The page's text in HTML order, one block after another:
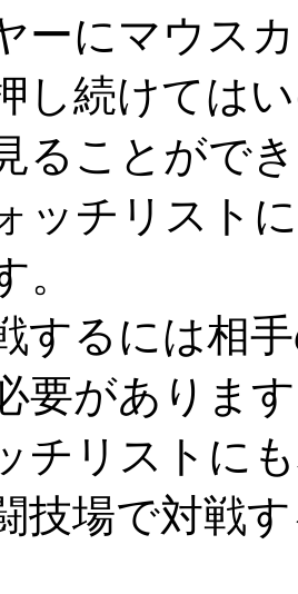
ーにマウス
し続けては
ることがで
ッチリスト
。
するには相
要がありま
チリストに
技場で対戦